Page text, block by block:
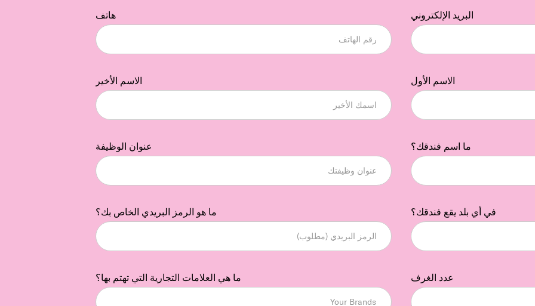
البريد الإلكتروني هاتف
الاسم الأول الاسم الأخير
ما اسم فندقك؟ عنوان الوظيفة
في أي بلد يقع فندقك؟ ما هو الرمز البريدي الخاص بك؟
عدد الغرف ما هي العلامات التجارية التي تهتم بها؟